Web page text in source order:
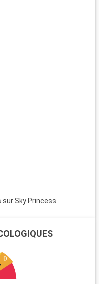
proche de la ville,
Sky Princess